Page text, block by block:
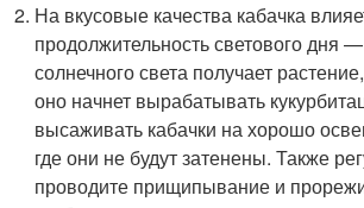
На вкусовые качества кабачка
продолжительность светового дня
солнечного света получает
оно начнет вырабатывать
высаживать кабачки на хорошо
где они не будут затенены. Также
проводите прищипывание и